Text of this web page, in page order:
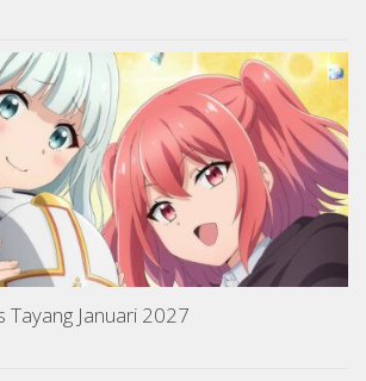
Tayang Januari 2027